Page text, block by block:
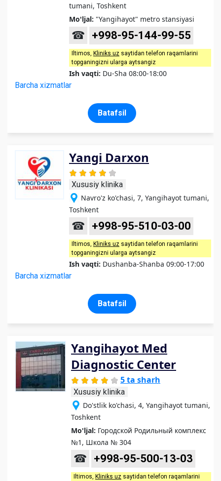
tumani, Toshkent
Mo'ljal: "Yangihayot" metro stansiyasi
☎ +998-95-144-99-55
Iltimos, Kliniks uz saytidan telefon raqamlarini
topganingizni ularga aytsangiz
Ish vaqti: Du-Sha 08:00-18:00
Barcha xizmatlar
Batafsil
Yangi Darxon
Xususiy klinika
Navro'z ko'chasi, 7, Yangihayot tumani,
Toshkent
☎ +998-95-510-03-00
Iltimos, Kliniks uz saytidan telefon raqamlarini
topganingizni ularga aytsangiz
Ish vaqti: Dushanba-Shanba 09:00-17:00
Barcha xizmatlar
Batafsil
Yangihayot Med
Diagnostic Center
5 ta sharh
Xususiy klinika
Do'stlik ko'chasi, 4, Yangihayot tumani,
Toshkent
Mo'ljal: Городской Родильный комплекс
№1, Школа № 304
☎ +998-95-500-13-03
Iltimos, Kliniks uz saytidan telefon raqamlarini